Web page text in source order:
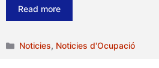
Read more
Categories
Noticies, Noticies d'Ocupació